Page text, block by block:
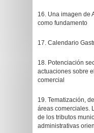
16. Una imagen de
como fundamento
17. Calendario
18. Potenciación
actuaciones sobre
comercial
19. Tematización,
áreas comerciales.
de los tributos
administrativas